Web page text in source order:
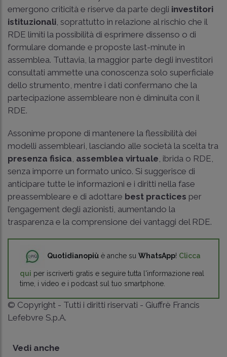
emergono criticità e riserve da parte degli investitori
istituzionali, soprattutto in relazione al rischio che il
RDE limiti la possibilità di esprimere dissenso o di
formulare domande e proposte last-minute in
assemblea. Tuttavia, la maggior parte degli investitori
consultati ammette una conoscenza solo superficiale
dello strumento, mentre i dati confermano che la
partecipazione assembleare non è diminuita con il
RDE.
Assonime propone di mantenere la flessibilità dei
modelli assembleari, lasciando alle società la scelta tra
presenza fisica, assemblea virtuale, ibrida o RDE,
senza imporre un formato unico. Si suggerisce di
anticipare tutte le informazioni e i diritti nella fase
preassembleare e di adottare best practices per
l’engagement degli azionisti, aumentando la
trasparenza e la comprensione dei vantaggi del RDE.
Quotidianopiù è anche su WhatsApp! Clicca
qui per iscriverti gratis e seguire tutta l'informazione real
time, i video e i podcast sul tuo smartphone.
© Copyright - Tutti i diritti riservati - Giuffrè Francis
Lefebvre S.p.A.
Vedi anche